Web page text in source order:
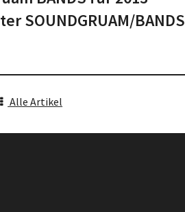
SOUNDGRUAM/BANDS
Alle Artikel